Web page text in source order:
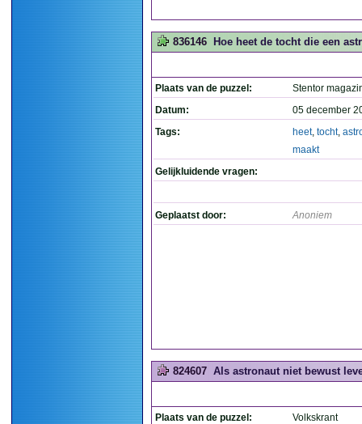
836146 Hoe heet de tocht die een
Plaats van de puzzel:
Stentor
Datum:
05 december
Tags:
heet, tocht,
maakt
Gelijkluidende vragen:
Geplaatst door: Anoniem
824607 Als astronaut niet bewust
Plaats van de puzzel:
Volkskrant